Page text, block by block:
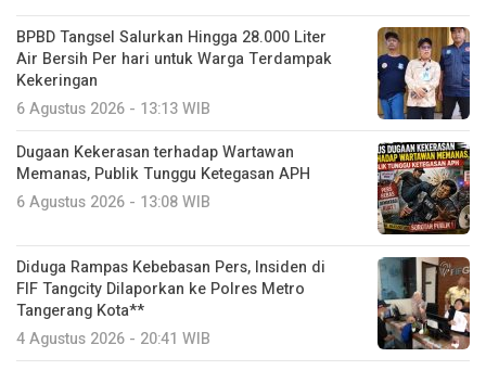
BPBD Tangsel Salurkan Hingga 28.000 Liter
Air Bersih Per hari untuk Warga Terdampak
Kekeringan
6 Agustus 2026 - 13:13 WIB
Dugaan Kekerasan terhadap Wartawan
Memanas, Publik Tunggu Ketegasan APH
6 Agustus 2026 - 13:08 WIB
Diduga Rampas Kebebasan Pers, Insiden di
FIF Tangcity Dilaporkan ke Polres Metro
Tangerang Kota**
4 Agustus 2026 - 20:41 WIB